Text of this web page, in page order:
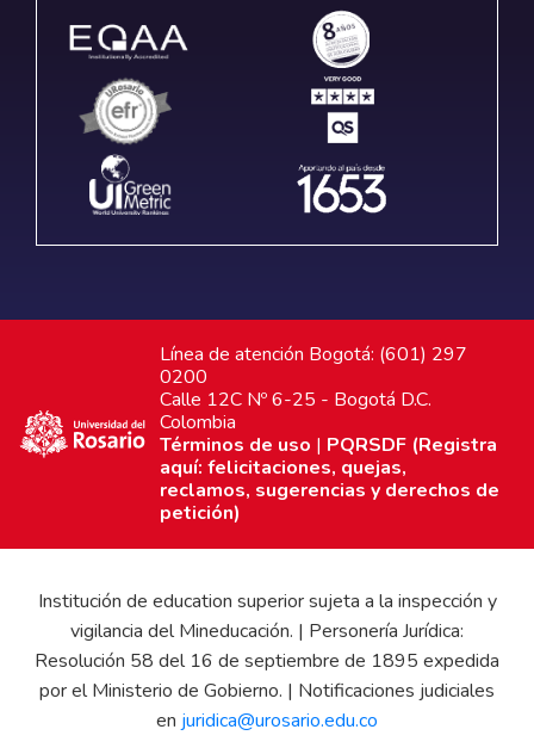
Línea de atención Bogotá: (601) 297
0200
Calle 12C Nº 6-25 - Bogotá D.C.
Colombia
Términos de uso | PQRSDF (Registra
aquí: felicitaciones, quejas,
reclamos, sugerencias y derechos de
petición)
Institución de education superior sujeta a la inspección y
vigilancia del Mineducación. | Personería Jurídica:
Resolución 58 del 16 de septiembre de 1895 expedida
por el Ministerio de Gobierno. | Notificaciones judiciales
en juridica@urosario.edu.co